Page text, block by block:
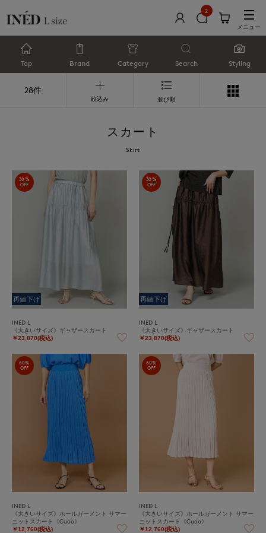
2
メニュー
Top Brand Category Search Styling
28件
絞込み 並び順
スカート
Skirt
30%
OFF
再値下げ
INED L
《大きいサイズ》ギャザースカート
￥23,870(税込)
30%
OFF
再値下げ
INED L
《大きいサイズ》ギャザースカート
￥23,870(税込)
60%
OFF
INED L
《大きいサイズ》ホールガーメント サマー
ニットスカート《Cuoo》
￥12,760(税込)
60%
OFF
INED L
《大きいサイズ》ホールガーメント サマー
ニットスカート《Cuoo》
￥12,760(税込)